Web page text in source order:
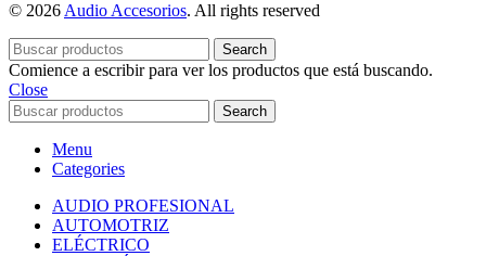
© 2026 Audio Accesorios. All rights reserved
Search
Comience a escribir para ver los productos que está buscando.
Close
Search
Menu
Categories
AUDIO PROFESIONAL
AUTOMOTRIZ
ELÉCTRICO